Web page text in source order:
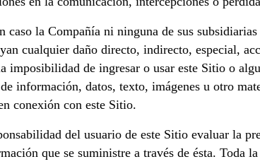
caso la Compañía ni ninguna de sus
cualquier daño directo, indirecto, especial,
imposibilidad de ingresar o usar este Sitio o
información, datos, texto, imágenes u otro
conexión con este Sitio.
del usuario de este Sitio evaluar la
que se suministre a través de ésta. Toda